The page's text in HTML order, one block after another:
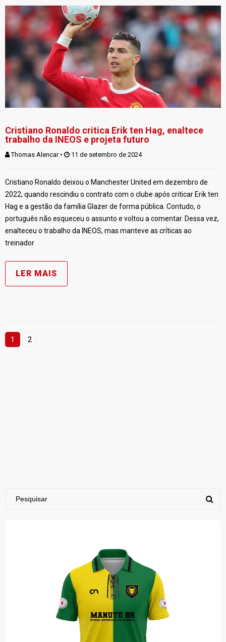
Cristiano Ronaldo critica Erik ten Hag, enaltece
trabalho da INEOS e projeta futuro
Thomas Alencar • 11 de setembro de 2024
Cristiano Ronaldo deixou o Manchester United em dezembro de
2022, quando rescindiu o contrato com o clube após criticar Erik ten
Hag e a gestão da família Glazer de forma pública. Contudo, o
português não esqueceu o assunto e voltou a comentar. Dessa vez,
enalteceu o trabalho da INEOS, mas manteve as críticas ao
treinador
LER MAIS
1 2